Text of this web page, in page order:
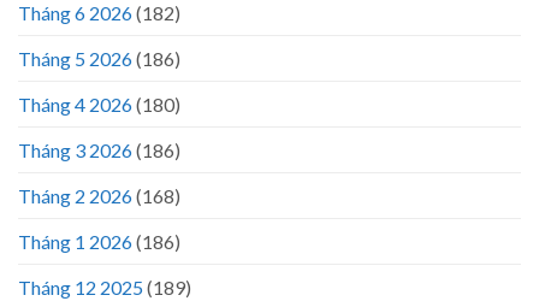
Tháng 6 2026(182)
Tháng 5 2026(186)
Tháng 4 2026(180)
Tháng 3 2026(186)
Tháng 2 2026(168)
Tháng 1 2026(186)
Tháng 12 2025(189)